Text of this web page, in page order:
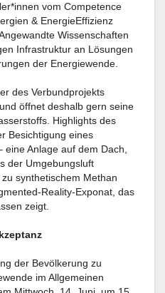
vom Competence
& EnergieEffizienz
Wissenschaften
Infrastruktur an Lösungen
der Energiewende.
des Verbundprojekts
öffnet deshalb gern seine
Highlights des
Besichtigung eines
eine Anlage auf dem Dach,
der Umgebungsluft
synthetischem Methan
Reality-Exponat, das
zeigt.
der Bevölkerung zu
im Allgemeinen